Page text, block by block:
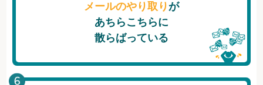
メールのやり取り が
あちらこちらに
散らばっている